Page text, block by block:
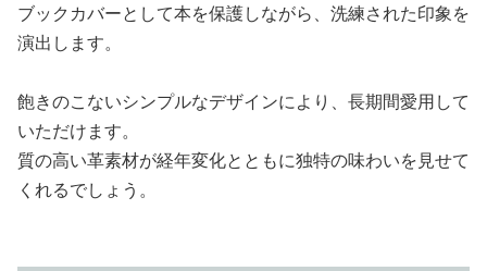
ブックカバーとして本を保護しながら、洗練された印象を
演出します。
飽きのこないシンプルなデザインにより、長期間愛用して
いただけます。
質の高い革素材が経年変化とともに独特の味わいを見せて
くれるでしょう。